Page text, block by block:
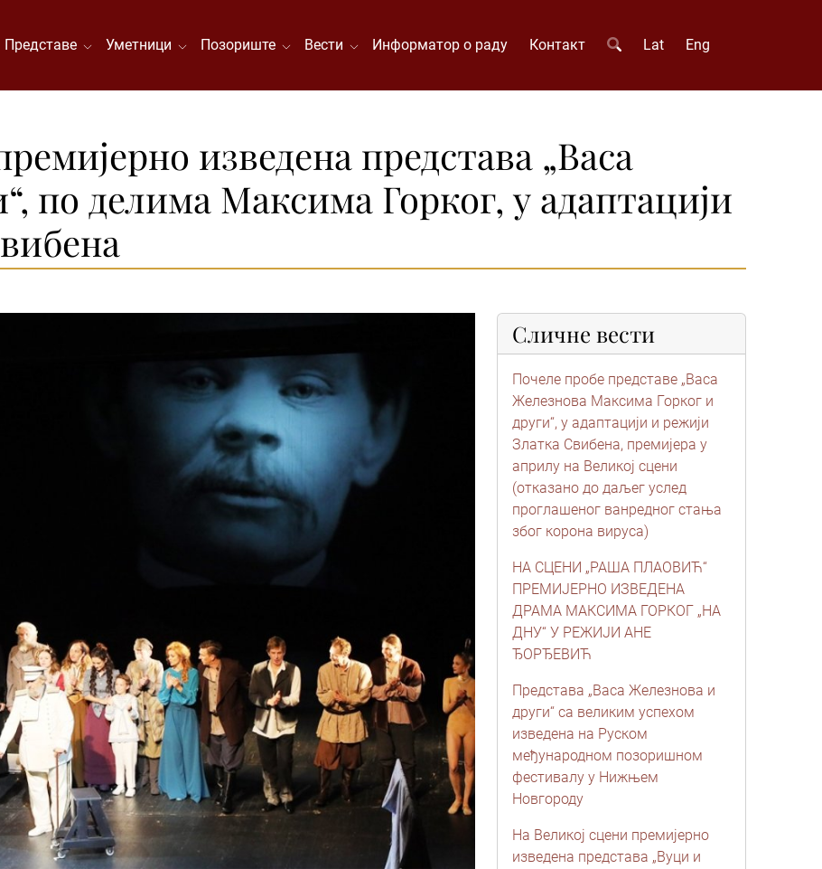
Представе Уметници Позориште Вести Информатор о раду Контакт Lat Eng
изведена представа „Васа
по делима Максима Горког, у адаптацији
Сличне вести
Почеле пробе представе „Васа
Железнова Максима Горког и
други“, у адаптацији и режији
Златка Свибена, премијера у
априлу на Великој сцени
(отказано до даљег услед
проглашеног ванредног стања
због корона вируса)
НА СЦЕНИ „РАША ПЛАОВИЋ“
ПРЕМИЈЕРНО ИЗВЕДЕНА
ДРАМА МАКСИМА ГОРКОГ „НА
ДНУ“ У РЕЖИЈИ АНЕ
ЂОРЂЕВИЋ
Представа „Васа Железнова и
други“ са великим успехом
изведена на Руском
међународном позоришном
фестивалу у Нижњем
Новгороду
На Великој сцени премијерно
изведена представа „Вуци и